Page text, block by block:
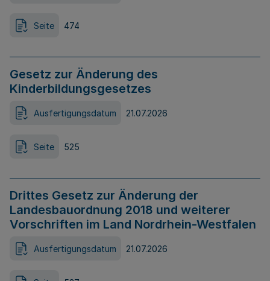
Seite 474
Gesetz zur Änderung des
Kinderbildungsgesetzes
Ausfertigungsdatum 21.07.2026
Seite 525
Drittes Gesetz zur Änderung der
Landesbauordnung 2018 und weiterer
Vorschriften im Land Nordrhein-Westfalen
Ausfertigungsdatum 21.07.2026